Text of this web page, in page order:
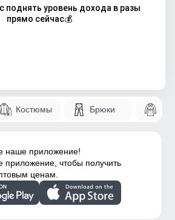
прямо сейчас💰
Костюмы Брюки
наше приложение!
приложение, чтобы получить
ценам.